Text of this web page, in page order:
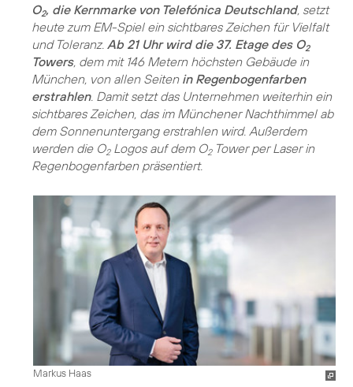
O2, die Kernmarke von Telefónica Deutschland, setzt
heute zum EM-Spiel ein sichtbares Zeichen für Vielfalt
und Toleranz. Ab 21 Uhr wird die 37. Etage des O2
Towers, dem mit 146 Metern höchsten Gebäude in
München, von allen Seiten in Regenbogenfarben
erstrahlen. Damit setzt das Unternehmen weiterhin ein
sichtbares Zeichen, das im Münchener Nachthimmel ab
dem Sonnenuntergang erstrahlen wird. Außerdem
werden die O2Logos auf dem O2Tower per Laser in
Regenbogenfarben präsentiert.
Markus Haas